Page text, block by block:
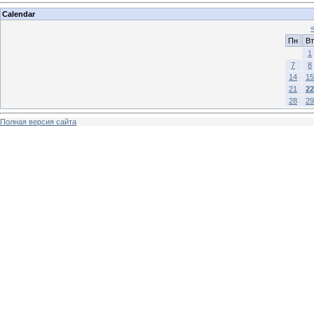
Calendar
«
Пн
Вт
1
7
8
14
15
21
22
28
29
Полная версия сайта